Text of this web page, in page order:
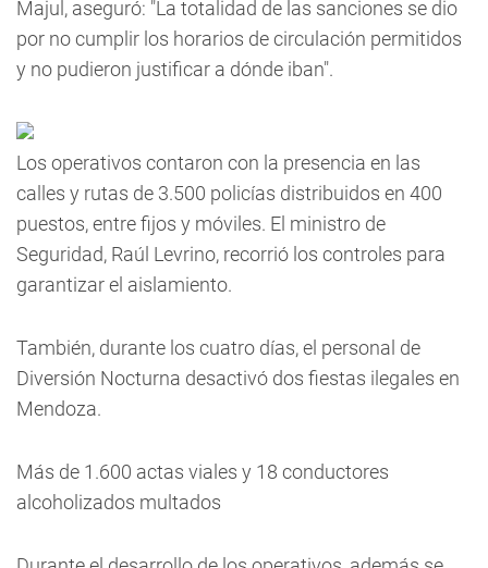
Majul, aseguró: "La totalidad de las sanciones se dio
por no cumplir los horarios de circulación permitidos
y no pudieron justificar a dónde iban".
Los operativos contaron con la presencia en las
calles y rutas de 3.500 policías distribuidos en 400
puestos, entre fijos y móviles. El ministro de
Seguridad, Raúl Levrino, recorrió los controles para
garantizar el aislamiento.
También, durante los cuatro días, el personal de
Diversión Nocturna desactivó dos fiestas ilegales en
Mendoza.
Más de 1.600 actas viales y 18 conductores
alcoholizados multados